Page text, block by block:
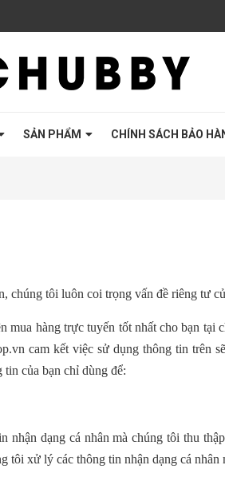
SẢN PHẨM CHÍNH SÁCH BẢO
chúng tôi luôn coi trọng vấn đề riêng tư
mua hàng trực tuyến tốt nhất cho bạn tại
.vn cam kết việc sử dụng thông tin trên
tin của bạn chỉ dùng để:
dạng cá nhân mà chúng tôi thu
xử lý các thông tin nhận dạng cá